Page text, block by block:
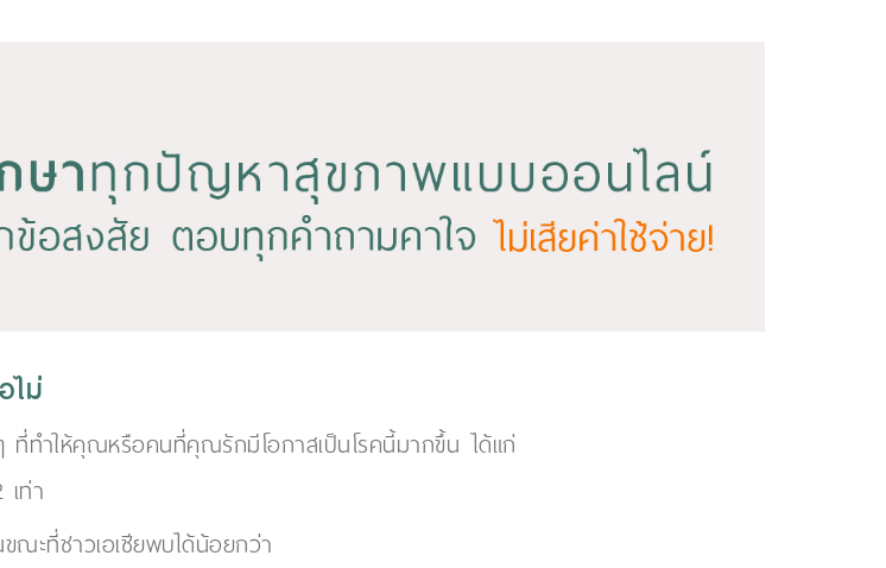
ไม่
ทำให้คุณหรือคนที่คุณรักมีโอกาสเป็นโรคนี้มากขึ้น ได้แก่
เท่า
ะที่ชาวเอเชียพบได้น้อยกว่า